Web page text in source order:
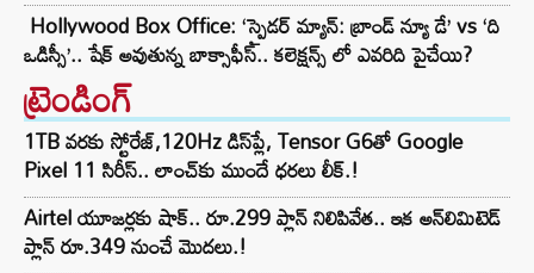
Hollywood Box Office: ‘స్పైడర్ మ్యాన్: బ్రాండ్ న్యూ డే’ vs ‘ది
ఒడిస్సీ’.. షేక్ అవుతున్న బాక్సాఫీస్.. కలెక్షన్స్ లో ఎవరిది పైచేయి?
ట్రెండింగ్‌
1TB వరకు స్టోరేజ్,120Hz డిస్‌ప్లే, Tensor G6తో Google
Pixel 11 సిరీస్.. లాంచ్⁭కు ముందే ధరలు లీక్.!
Airtel యూజర్లకు షాక్.. రూ.299 ప్లాన్ నిలిపివేత.. ఇక అన్‌లిమిటెడ్
ప్లాన్ రూ.349 నుంచే మొదలు.!